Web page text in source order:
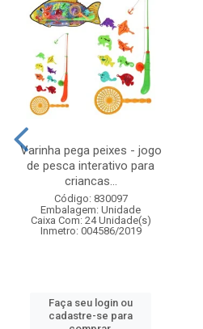
Varinha pega peixes - jogo
de pesca interativo para
criancas...
Código: 830097
Embalagem: Unidade
Caixa Com: 24 Unidade(s)
Inmetro: 004586/2019
Faça seu login ou
cadastre-se para